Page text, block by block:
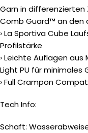
Garn in
Comb Guard™ an den
› La Sportiva Cube
Profilstärke
› Leichte Auflagen
Light PU für minimales
› Full Crampon
Tech Info:
Schaft: